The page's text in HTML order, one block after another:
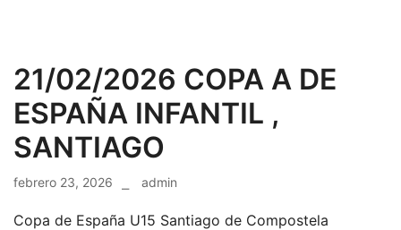
21/02/2026 COPA A DE
ESPAÑA INFANTIL ,
SANTIAGO
febrero 23, 2026 admin
Copa de España U15 Santiago de Compostela